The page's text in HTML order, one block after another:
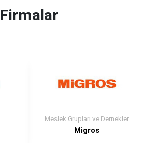
Firmalar
Meslek Grupları ve Dernekler
Migros